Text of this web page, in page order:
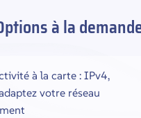
à la
à la carte : IPv4,
votre réseau